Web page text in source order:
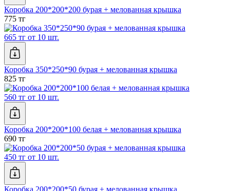
Коробка 200*200*200 бурая + мелованная крышка
775 тг
665 тг от 10 шт.
Коробка 350*250*90 бурая + мелованная крышка
825 тг
560 тг от 10 шт.
Коробка 200*200*100 белая + мелованная крышка
690 тг
450 тг от 10 шт.